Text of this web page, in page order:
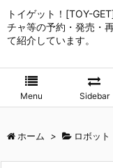
トイゲット！[TOY-
チャ等の予約・発売・
て紹介しています。
Menu Sidebar
ホーム > ロボット